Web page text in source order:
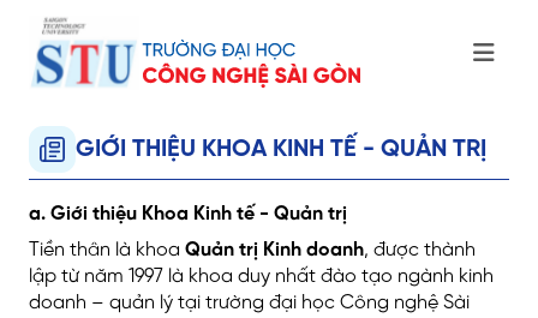
GIỚI THIỆU KHOA KINH TẾ - QUẢN TRỊ
a. Giới thiệu Khoa Kinh tế - Quản trị
Tiền thân là khoa Quản trị Kinh doanh, được thành
lập từ năm 1997 là khoa duy nhất đào tạo ngành kinh
doanh – quản lý tại trường đại học Công nghệ Sài